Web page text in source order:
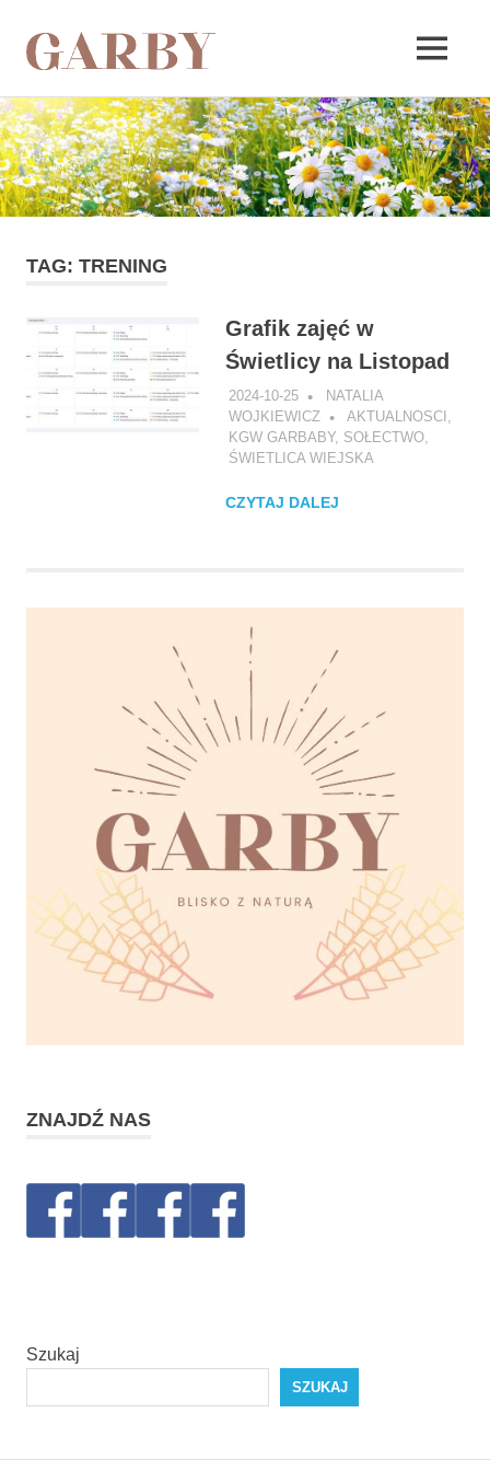
Skip
to
content
MENU
TAG: TRENING
Grafik zajęć w
Świetlicy na Listopad
2024-10-25
NATALIA
WOJKIEWICZ
AKTUALNOSCI
KGW GARBABY, SOŁECTWO,
ŚWIETLICA WIEJSKA
CZYTAJ DALEJ
ZNAJDŹ NAS
Szukaj
SZUKAJ